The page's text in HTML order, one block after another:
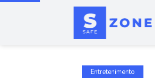
Entretenimento